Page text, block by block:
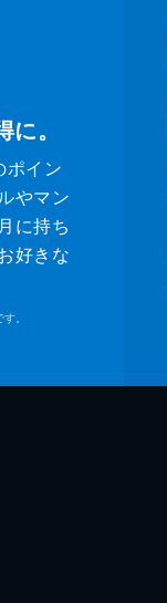
。
ポイン
やマン
に持ち
好きな
。